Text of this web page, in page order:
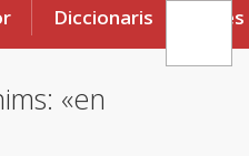
Diccionaris Eines
«en